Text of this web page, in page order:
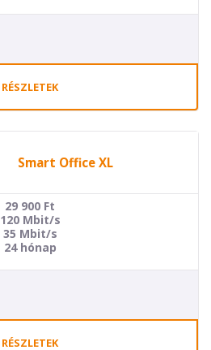
RÉSZLETEK
Smart Office XL
29 900 Ft
120 Mbit/s
35 Mbit/s
24 hónap
RÉSZLETEK